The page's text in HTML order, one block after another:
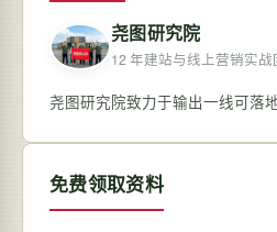
尧图研究院
12 年建站与线上营销实战
尧图研究院致力于输出一线可落
免费领取资料